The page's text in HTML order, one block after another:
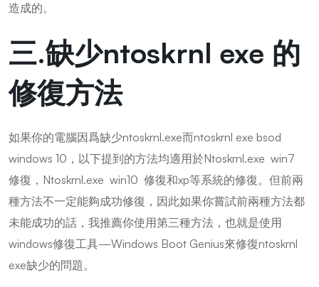
造成的。
三.缺少ntoskrnl exe 的
修復方法
如果你的電腦因爲缺少ntoskrnl.exe而ntoskrnl exe bsod
windows 10，以下提到的方法均適用於Ntoskrnl.exe win7
修復，Ntoskrnl.exe win10 修復和xp等系統的修復。但前兩
種方法不一定能夠成功修復，因此如果你嘗試前兩種方法都
未能成功的話，我推薦你使用第三種方法，也就是使用
windows修復工具—Windows Boot Genius來修復ntoskrnl
exe缺少的問題。